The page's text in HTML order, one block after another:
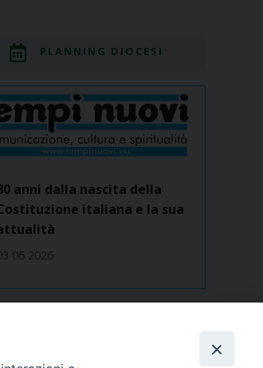
PLANNING DIOCESI
anni dalla nascita della
italiana e la sua
06 2026